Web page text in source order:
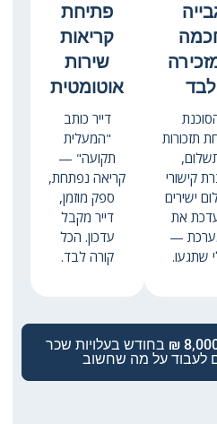
פתיחת
קריאות
שירות
אוטומטית
דייר כותב
"המעלית
תקועה" —
קריאה נפתחת,
ספק מוזמן,
דייר מקבל
עדכון. הכל
קורה לבד.
לבד
תזכורות
קישורי
ישירים
את
—
שתגעו.
לחצו כאן וחסכו 7,000–8,000 ₪ בחודש בעלויות שכר
לעבוד על מה שחשוב